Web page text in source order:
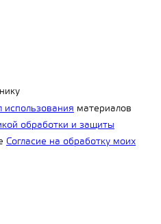
использования материалов
обработки и защиты
Согласие на обработку моих